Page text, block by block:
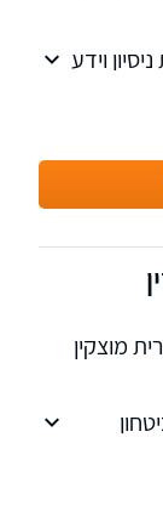
וידע
נהריה
מוצקין
ייצוג